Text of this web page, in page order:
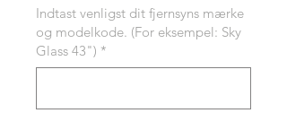
Indtast venligst dit fjernsyns mærke
og modelkode. (For eksempel: Sky
Glass 43") *